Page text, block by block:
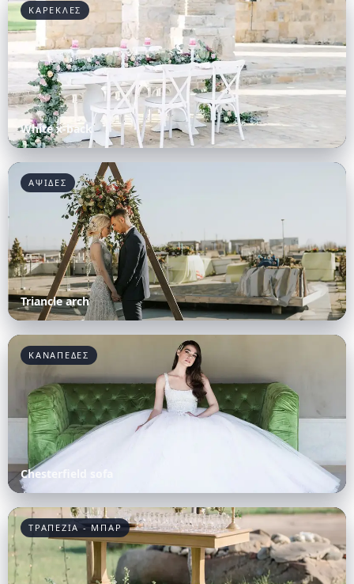
ΚΑΡΕΚΛΕΣ
White x-back
ΑΨΙΔΕΣ
Triancle arch
ΚΑΝΑΠΕΔΕΣ
Chesterfield sofa
ΤΡΑΠΕΖΙΑ - ΜΠΑΡ